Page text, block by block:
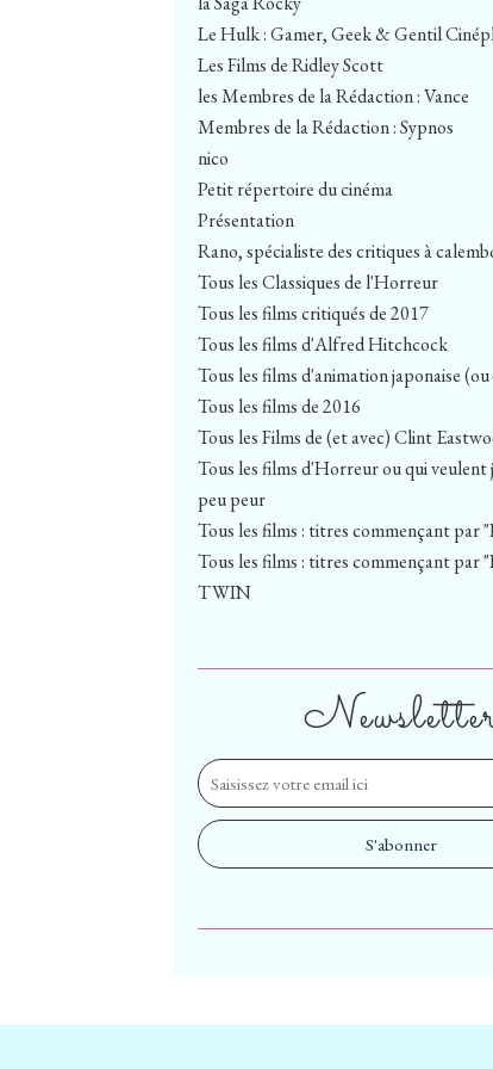
Le Hulk : Gamer, Geek & Gentil
Les Films de Ridley Scott
les Membres de la Rédaction : Vance
Membres de la Rédaction : Sypnos
nico
Petit répertoire du cinéma
Présentation
Rano, spécialiste des critiques à
Tous les Classiques de l'Horreur
Tous les films critiqués de 2017
Tous les films d'Alfred Hitchcock
Tous les films d'animation japonaise (ou
Tous les films de 2016
Tous les Films de (et avec) Clint
Tous les films d'Horreur ou qui veulent
peu peur
Tous les films : titres commençant par
Tous les films : titres commençant par
TWIN